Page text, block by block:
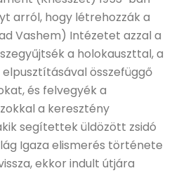
arról, hogy létrehozzák a
Vashem) Intézetet azzal a
a holokauszttal, a
összefüggő
és felvegyék a
a keresztény
segítettek üldözött zsidó
Igaza elismerés története
ekkor indult útjára